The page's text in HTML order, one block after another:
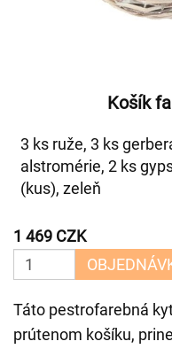
Košík
3 ks ruže, 3 ks
alstromérie, 2 ks
(kus), zeleň
1 469 CZK
Táto pestrofarebná
prútenom košíku,